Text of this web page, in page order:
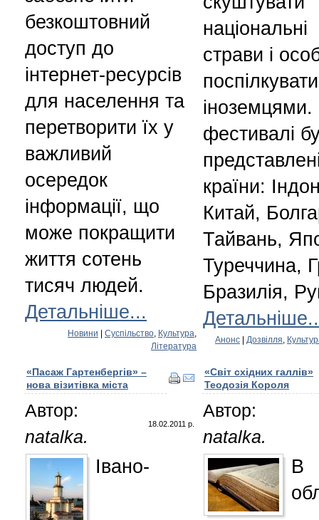
безкоштовний
доступ до
інтернет-ресурсів
для населення та
перетворити їх у
важливий
осередок
інформації, що
може покращити
життя сотень
тисяч людей.
Детальніше...
Новини | Суспільство Культура
Література
національні
страви і
фестивалі
країни:
Китай,
Тайвань,
Туреччина,
Бразилія,
Анонс | Дозвілля
«Пасаж Гартенбергів» –
нова візитівка міста
Автор:
natalka.
18.02.2011 р.
Івано-
«Світ східних галлів»
Теодозія Короля
Автор:
natalka.
В